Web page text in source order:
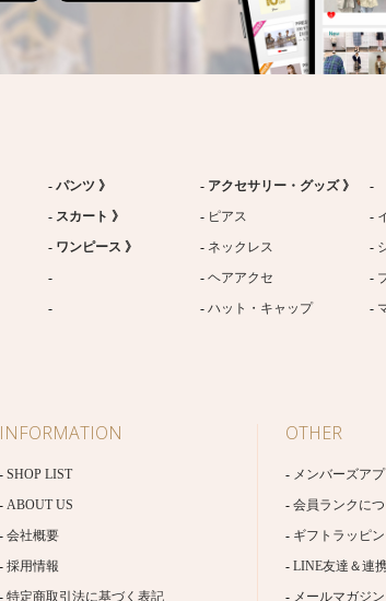
パンツ 》
アクセサリー・グッズ 》
スカート 》 ピアス
ワンピース 》 ネックレス
ヘアアクセ
ハット・キャップ
INFORMATION
SHOP LIST
ABOUT US
会社概要
採用情報
特定商取引法に基づく表記
OTHER
メンバーズア
会員ランクに
ギフトラッピ
LINE友達＆連
メールマガジン